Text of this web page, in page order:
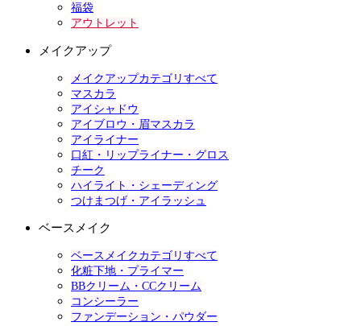
福袋
アウトレット
メイクアップ
メイクアップカテゴリすべて
マスカラ
アイシャドウ
アイブロウ・眉マスカラ
アイライナー
口紅・リップライナー・グロス
チーク
ハイライト・シェーディング
つけまつげ・アイラッシュ
ベースメイク
ベースメイクカテゴリすべて
化粧下地・プライマー
BBクリーム・CCクリーム
コンシーラー
ファンデーション・パウダー